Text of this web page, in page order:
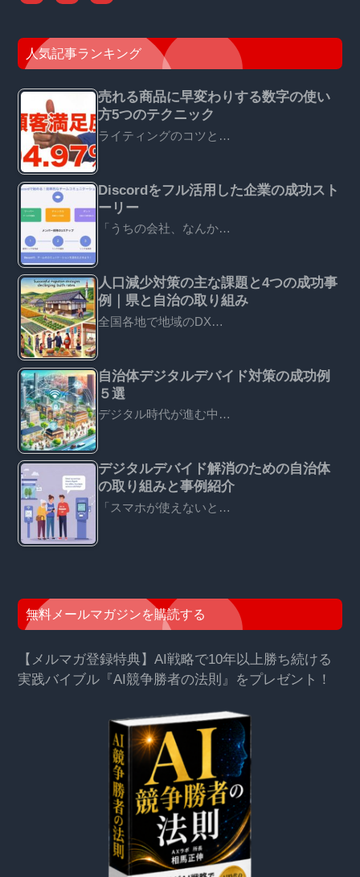
人気記事ランキング
売れる商品に早変わりする数字の使い
方5つのテクニック
ライティングのコツと…
Discordをフル活用した企業の成功スト
ーリー
「うちの会社、なんか…
人口減少対策の主な課題と4つの成功事
例｜県と自治の取り組み
全国各地で地域のDX…
自治体デジタルデバイド対策の成功例
５選
デジタル時代が進む中…
デジタルデバイド解消のための自治体
の取り組みと事例紹介
「スマホが使えないと…
無料メールマガジンを購読する
【メルマガ登録特典】AI戦略で10年以上勝ち続ける
実践バイブル『AI競争勝者の法則』をプレゼント！